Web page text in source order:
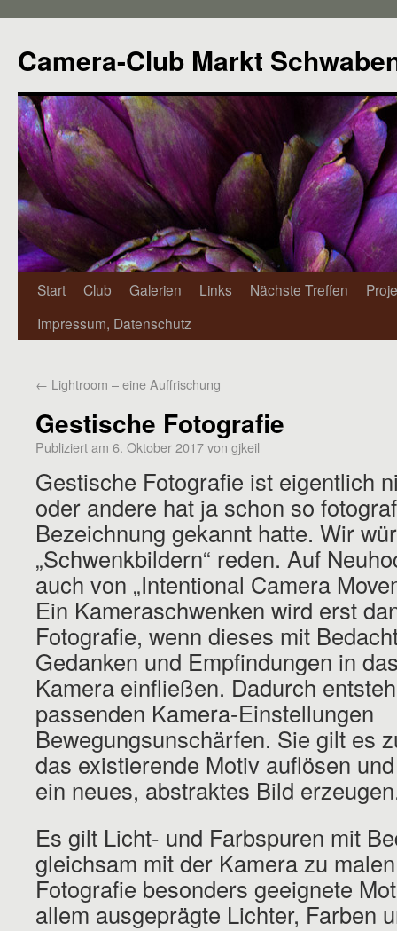
Camera-Club Markt
Start Club Galerien Links Nächste Treffen
Impressum, Datenschutz
← Lightroom – eine Auffrischung
Gestische Fotografie
Publiziert am 6. Oktober 2017von gjkeil
Gestische Fotografie ist eigentlich
oder andere hat ja schon so
Bezeichnung gekannt hatte. Wir
„Schwenkbildern“ reden. Auf
auch von „Intentional Camera
Ein Kameraschwenken wird erst
Fotografie, wenn dieses mit
Gedanken und Empfindungen in
Kamera einfließen. Dadurch
passenden Kamera-Einstellungen
Bewegungsunschärfen. Sie gilt es
das existierende Motiv auflösen
ein neues, abstraktes Bild
Es gilt Licht- und Farbspuren mit
gleichsam mit der Kamera zu
Fotografie besonders geeignete
allem ausgeprägte Lichter, Farben